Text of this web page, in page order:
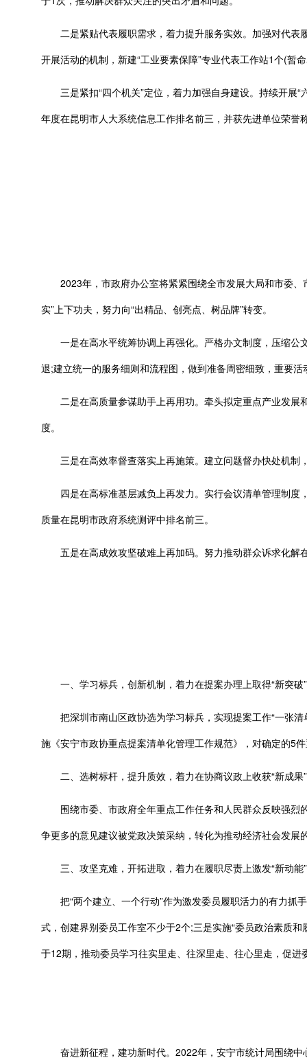
二是紧贴代表履职需求，着力提升服务实效。加强对代表
开展活动的机制，新建“工业要素保障”专业代表工作站1个(
三是紧扣“四个机关”定位，着力加强自身建设。持续开展“
年度在昆明市人大系统信息工作排名前三，并获先进单位荣誉
2023年，市政府办公室将紧紧围绕全市发展大局和市委、
实”上下功夫，努力向“出精品、创亮点、树品牌”转变。
一是在高水平统筹协调上再强化。严格办文制度，压缩公
退;建立统一的服务细则和流程图，做到准备周密细致，重要活
二是在高质量参谋助手上再用功。牵头拟定重点产业发展
度。
三是在高效率督查落实上再施策。建立问题督办快处机制
四是在高标准基层减负上再发力。实行会议清单管理制度
质量在昆明市政府系统测评中排名前三。
五是在高成效攻坚破难上再加码。努力推动群众诉求化解
一、学习标兵，创新机制，着力在提案办理上取得“新突破”
把深圳市南山区政协选为学习标兵，实现提案工作“一张清
施《安宁市政协重点提案清单化管理工作规范》，对确定的5
二、选树标杆，提升质效，着力在协商议政上收获“新成果”
围绕市委、市政府全年重点工作任务和人民群众反映强烈
争更多的意见建议被党政决策采纳，转化为推动经济社会发展
三、攻坚克难，开拓进取，着力在履职尽责上激发“新动能”
把“两个建立、一个行动”作为激发委员履职活力的有力抓
式，创建界别委员工作室不少于2个;三是实施“委员政治素质
于12期，推动委员学习往实里走、往深里走、往心里走，促
奋进新征程，建功新时代。2022年，安宁市统计局围绕中